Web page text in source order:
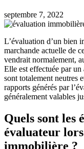
septembre 7, 2022
L’évaluation d’un bien
marchande actuelle de
vendrait normalement,
Elle est effectuée par
sont totalement neutres
rapports générés par
généralement valables
Quels sont les
évaluateur
immobilière ?